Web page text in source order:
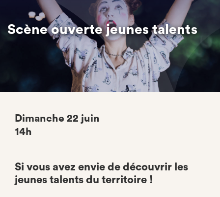
Scène ouverte jeunes talents
Dimanche 22 juin
14h
Si vous avez envie de découvrir les
jeunes talents du territoire !